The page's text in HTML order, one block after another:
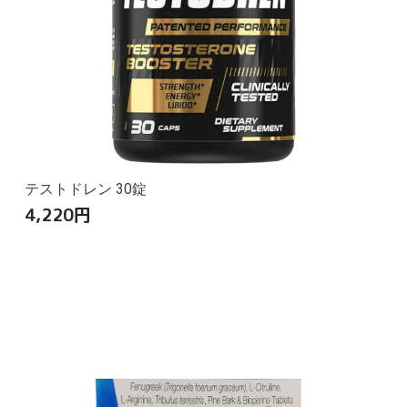
テストドレン 30錠
4,220円